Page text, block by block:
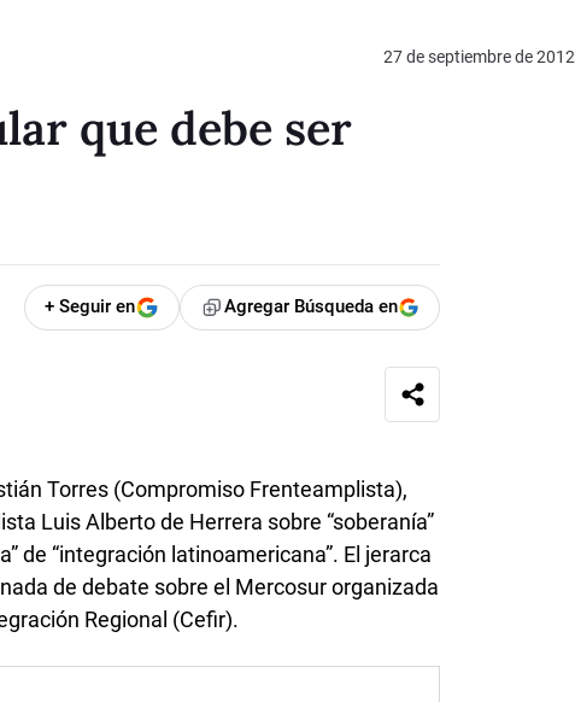
27 de septiembre de 2012
que debe ser
+ Seguir en Agregar Búsqueda en
Torres (Compromiso Frenteamplista),
Luis Alberto de Herrera sobre “soberanía”
de “integración latinoamericana”. El jerarca
de debate sobre el Mercosur organizada
Regional (Cefir).